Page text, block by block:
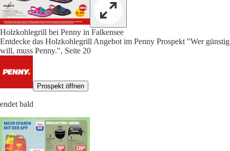
Holzkohlegrill bei Penny in Falkensee
Entdecke das Holzkohlegrill Angebot im Penny Prospekt "Wer günstig
will, muss Penny.", Seite 20
Prospekt öffnen
endet bald